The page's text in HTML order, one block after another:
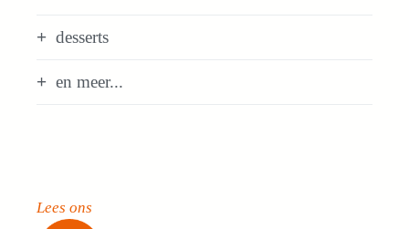
desserts
en meer...
Lees ons